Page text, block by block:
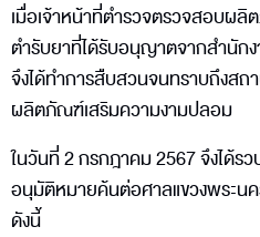
เมื่อเจ้าหน้าที่ตำรวจตรวจสอบผ
ตำรับยาที่ได้รับอนุญาตจากสำนัก
จึงได้ทำการสืบสวนจนทราบถึงสถ
ผลิตภัณฑ์เสริมความงามปลอม
ในวันที่ 2 กรกฎาคม 2567 จึงได้
อนุมัติหมายค้นต่อศาลแขวงพระน
ดังนี้